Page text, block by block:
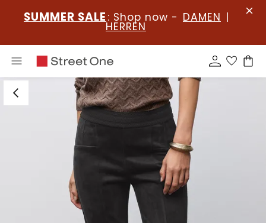
SUMMER SALE : Shop now - DAMEN |
HERREN